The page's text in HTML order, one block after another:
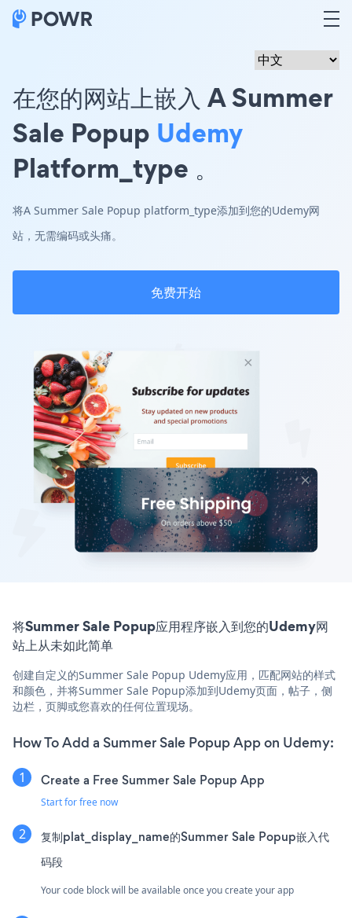
在您的网站上嵌入 A Summer
Sale Popup Udemy
Platform_type 。
将A Summer Sale Popup platform_type添加到您的Udemy网
站，无需编码或头痛。
免费开始
将Summer Sale Popup应用程序嵌入到您的Udemy网
站上从未如此简单
创建自定义的Summer Sale Popup Udemy应用，匹配网站的样式
和颜色，并将Summer Sale Popup添加到Udemy页面，帖子，侧
边栏，页脚或您喜欢的任何位置现场。
How To Add a Summer Sale Popup App on Udemy:
Create a Free Summer Sale Popup App
Start for free now
复制plat_display_name的Summer Sale Popup嵌入代
码段
Your code block will be available once you create your app